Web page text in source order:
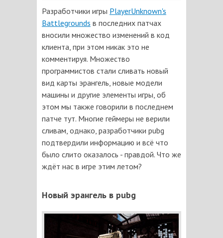
Разработчики игры PlayerUnknown's
Battlegrounds в последних патчах
вносили множество изменений в код
клиента, при этом никак это не
комментируя. Множество
программистов стали сливать новый
вид карты эрангель, новые модели
машины и другие элементы игры, об
этом мы также говорили в последнем
патче тут. Многие геймеры не верили
сливам, однако, разработчики pubg
подтвердили информацию и всё что
было слито оказалось - правдой. Что же
ждёт нас в игре этим летом?
Новый эрангель в pubg